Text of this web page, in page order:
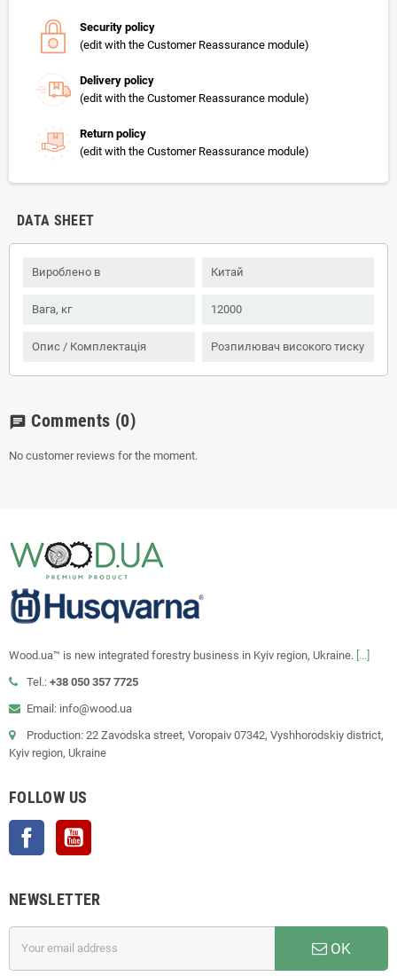
Security policy
(edit with the Customer Reassurance module)
Delivery policy
(edit with the Customer Reassurance module)
Return policy
(edit with the Customer Reassurance module)
DATA SHEET
Вироблено в Китай
Вага, кг 12000
Опис / Комплектація Розпилювач високого тиску
chat Comments (0)
No customer reviews for the moment.
Wood.ua™ is new integrated forestry business in Kyiv region, Ukraine. [...]
Tel.: +38 050 357 7725
Email: info@wood.ua
Production: 22 Zavodska street, Voropaiv 07342, Vyshhorodskiy district,
Kyiv region, Ukraine
FOLLOW US
Facebook
NEWSLETTER
OK